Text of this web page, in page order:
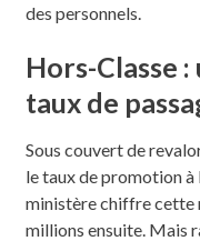
des personnels.
Hors-Classe
taux de
Sous couvert de
le taux de promotion à
ministère chiffre cette
millions ensuite. Mais